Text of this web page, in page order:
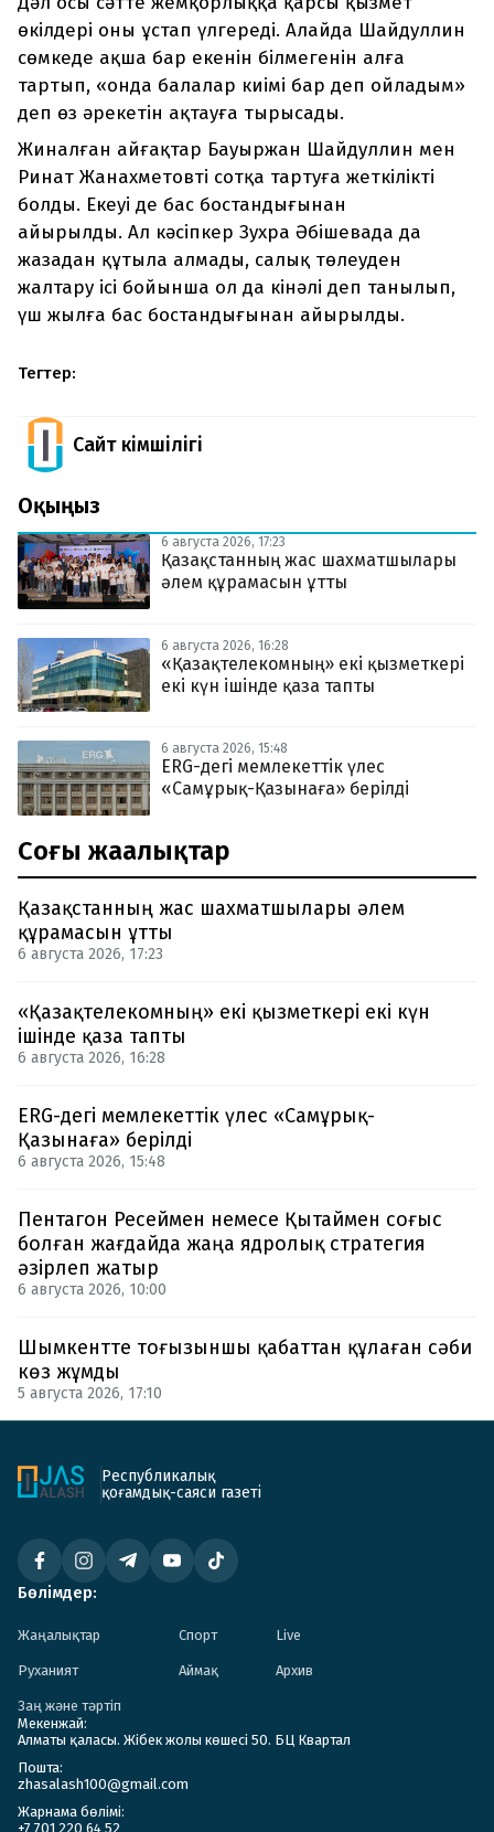
өкілдері оны ұстап үлгереді. Алайда Шайдуллин
сөмкеде ақша бар екенін білмегенін алға
тартып, «онда балалар киімі бар деп ойладым»
деп өз әрекетін ақтауға тырысады.
Жиналған айғақтар Бауыржан Шайдуллин мен
Ринат Жанахметовті сотқа тартуға жеткілікті
болды. Екеуі де бас бостандығынан
айырылды. Ал кәсіпкер Зухра Әбішевада да
жазадан құтыла алмады, салық төлеуден
жалтару ісі бойынша ол да кінәлі деп танылып,
үш жылға бас бостандығынан айырылды.
Тегтер:
Сайт Әкімшілігі
Оқыңыз
6 августа 2026, 17:23
Қазақстанның жас шахматшылары
әлем құрамасын ұтты
6 августа 2026, 16:28
«Қазақтелекомның» екі қызметкері
екі күн ішінде қаза тапты
6 августа 2026, 15:48
ERG-дегі мемлекеттік үлес
«Самұрық-Қазынаға» берілді
Соңғы жаңалықтар
Қазақстанның жас шахматшылары әлем
құрамасын ұтты
6 августа 2026, 17:23
«Қазақтелекомның» екі қызметкері екі күн
ішінде қаза тапты
6 августа 2026, 16:28
ERG-дегі мемлекеттік үлес «Самұрық-
Қазынаға» берілді
6 августа 2026, 15:48
Пентагон Ресеймен немесе Қытаймен соғыс
болған жағдайда жаңа ядролық стратегия
әзірлеп жатыр
6 августа 2026, 10:00
Шымкентте тоғызыншы қабаттан құлаған сәби
көз жұмды
5 августа 2026, 17:10
Республикалық
қоғамдық-саяси газеті
Бөлімдер:
Жаңалықтар Спорт Live
Руханият Аймақ Архив
Заң және тәртіп
Мекенжай:
Алматы қаласы. Жібек жолы көшесі 50. БЦ Квартал
Пошта:
zhasalash100@gmail.com
Жарнама бөлімі:
+7 701 220 64 52